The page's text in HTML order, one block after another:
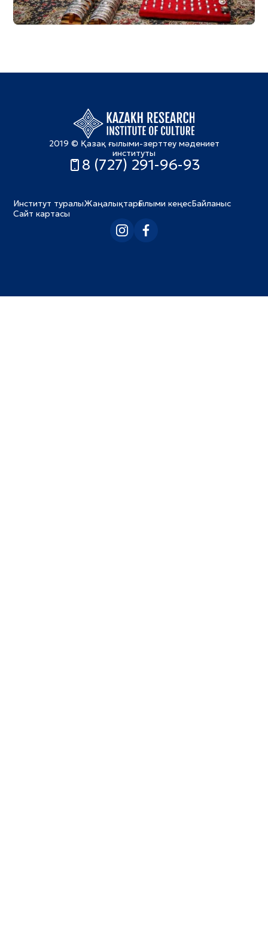
2019 © Қазақ ғылыми-зерттеу мәдениет
институты
8 (727) 291-96-93
Институт туралыЖаңалықтарҒылыми кеңесБайланыс
Сайт картасы